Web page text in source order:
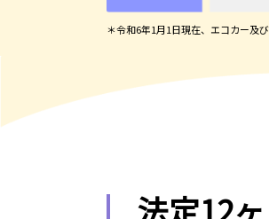
＊令和6年1月1日現在、エコカー及